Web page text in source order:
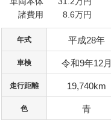
諸費用
8.6万円
年式 平成28年
車検 令和9年12月
走行距離 19,740km
色 青